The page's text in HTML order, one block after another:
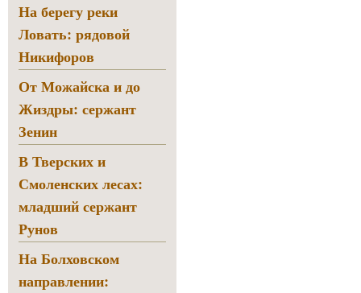
На берегу реки
Ловать: рядовой
Никифоров
От Можайска и до
Жиздры: сержант
Зенин
В Тверских и
Смоленских лесах:
младший сержант
Рунов
На Болховском
направлении: